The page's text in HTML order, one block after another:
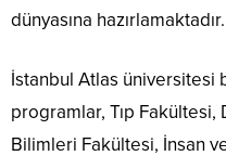
dünyasına hazırlamaktadır.
İstanbul Atlas üniversitesi
programlar, Tıp
Bilimleri Fakültesi, İnsan